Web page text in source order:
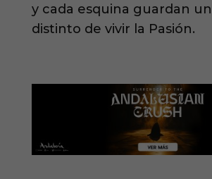
y cada esquina guardan
distinto de vivir la Pasión.